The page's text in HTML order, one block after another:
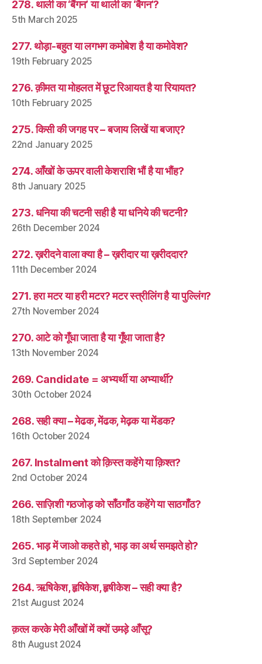
278. थाली का ‘बैंगन’ या थाली का ‘बैगन’?
5th March 2025
277. थोड़ा-बहुत या लगभग कमोबेश है या कमोवेश?
19th February 2025
276. क़ीमत या मोहलत में छूट रिआयत है या रियायत?
10th February 2025
275. किसी की जगह पर – बजाय लिखें या बजाए?
22nd January 2025
274. आँखों के ऊपर वाली केशराशि भौं है या भौंह?
8th January 2025
273. धनिया की चटनी सही है या धनिये की चटनी?
26th December 2024
272. ख़रीदने वाला क्या है – ख़रीदार या ख़रीददार?
11th December 2024
271. हरा मटर या हरी मटर? मटर स्त्रीलिंग है या पुल्लिंग?
27th November 2024
270. आटे को गूँधा जाता है या गूँथा जाता है?
13th November 2024
269. Candidate = अभ्यर्थी या अभ्यार्थी?
30th October 2024
268. सही क्या – मेढक, मेंढक, मेढ़क या मेंडक?
16th October 2024
267. Instalment को क़िस्त कहेंगे या क़िश्त?
2nd October 2024
266. साज़िशी गठजोड़ को साँठगाँठ कहेंगे या साठगाँठ?
18th September 2024
265. भाड़ में जाओ कहते हो, भाड़ का अर्थ समझते हो?
3rd September 2024
264. ऋषिकेश, हृषिकेश, हृषीकेश – सही क्या है?
21st August 2024
क़त्ल करके मेरी आँखों में क्यों उमड़े आँसू?
8th August 2024